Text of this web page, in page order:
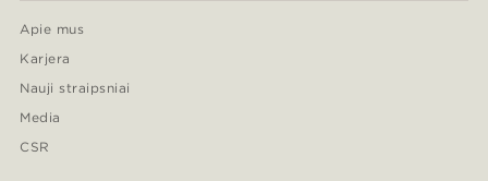
Apie mus
Karjera
Nauji straipsniai
Media
CSR